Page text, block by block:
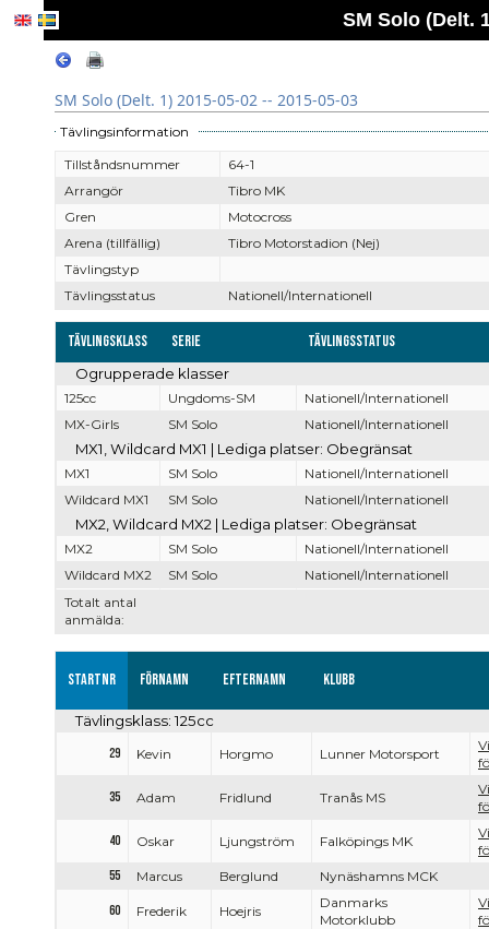
SM Solo (Delt.
SM Solo (Delt. 1) 2015-05-02 -- 2015-05-03
Tävlingsinformation
Tillståndsnummer
64-1
Arrangör
Tibro MK
Gren
Motocross
Arena (tillfällig)
Tibro Motorstadion (Nej)
Tävlingstyp
Tävlingsstatus
Nationell/Internationell
Tävlingsklass Serie Tävlingsstatus
Totalt antal
anmälda:
Ogrupperade klasser
125cc Ungdoms-SM
Nationell/Internationell
MX-Girls
SM Solo Nationell/Internationell
MX1, Wildcard MX1 | Lediga platser: Obegränsat
MX1 SM Solo
Nationell/Internationell
Wildcard MX1
SM Solo Nationell/Internationell
MX2, Wildcard MX2 | Lediga platser: Obegränsat
MX2 SM Solo
Nationell/Internationell
Wildcard MX2
SM Solo Nationell/Internationell
Startnr Förnamn Efternamn Klubb
Tävlingsklass: 125cc
29 Kevin Horgmo Lunner Motorsport
35 Adam Fridlund Tranås MS
40 Oskar Ljungström Falköpings MK
55
Marcus Berglund Nynäshamns MCK
60 Frederik Hoejris
Danmarks
Motorklubb